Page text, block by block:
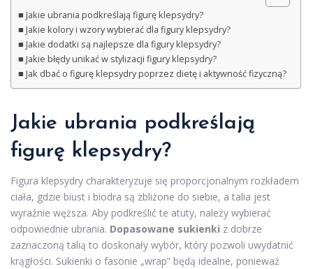
Jakie ubrania podkreślają figurę klepsydry?
Jakie kolory i wzory wybierać dla figury klepsydry?
Jakie dodatki są najlepsze dla figury klepsydry?
Jakie błędy unikać w stylizacji figury klepsydry?
Jak dbać o figurę klepsydry poprzez dietę i aktywność fizyczną?
Jakie ubrania podkreślają
figurę klepsydry?
Figura klepsydry charakteryzuje się proporcjonalnym rozkładem
ciała, gdzie biust i biodra są zbliżone do siebie, a talia jest
wyraźnie węższa. Aby podkreślić te atuty, należy wybierać
odpowiednie ubrania. Dopasowane sukienki z dobrze
zaznaczoną talią to doskonały wybór, który pozwoli uwydatnić
krągłości. Sukienki o fasonie „wrap” będą idealne, ponieważ